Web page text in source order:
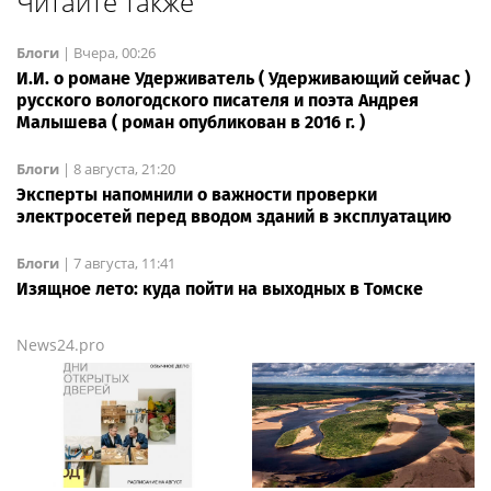
Блоги | Вчера, 00:26
И.И. о романе Удерживатель ( Удерживающий сейчас )
русского вологодского писателя и поэта Андрея
Малышева ( роман опубликован в 2016 г. )
Блоги | 8 августа, 21:20
Эксперты напомнили о важности проверки
электросетей перед вводом зданий в эксплуатацию
Блоги | 7 августа, 11:41
Изящное лето: куда пойти на выходных в Томске
News24.pro